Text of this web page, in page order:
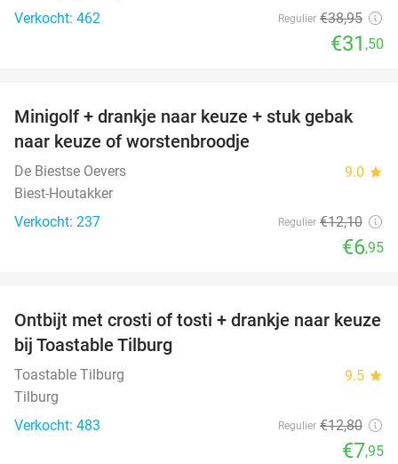
Verkocht: 462
Regulier €38,95
€31 ,50
43%
Minigolf + drankje naar keuze + stuk gebak
naar keuze of worstenbroodje
De Biestse Oevers 9.0 star
Biest-Houtakker
Verkocht: 237
Regulier €12,10
€6,95
38%
Ontbijt met crosti of tosti + drankje naar keuze
bij Toastable Tilburg
Toastable Tilburg 9.5 star
Tilburg
Verkocht: 483
Regulier €12,80
€7,95